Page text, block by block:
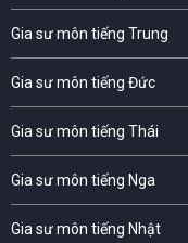
Gia sư môn tiếng Trung
Gia sư môn tiếng Đức
Gia sư môn tiếng Thái
Gia sư môn tiếng Nga
Gia sư môn tiếng Nhật